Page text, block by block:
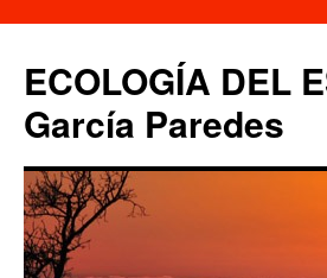
contenido
ECOLOGÍA DEL
García Paredes